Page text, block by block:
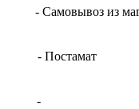
- Самовывоз из
- Постамат
-